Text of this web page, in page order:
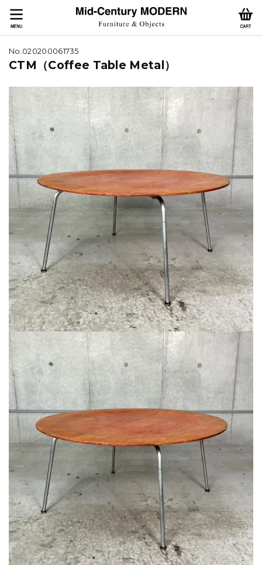
No.020200061735
CTM（Coffee Table Metal）